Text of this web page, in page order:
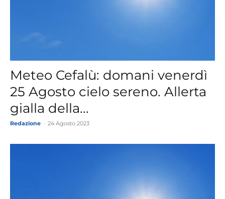
Meteo Cefalù: domani venerdì
25 Agosto cielo sereno. Allerta
gialla della...
Redazione 24 Agosto 2023